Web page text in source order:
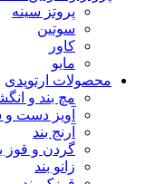
پروتز سینه
سوتین
کاور
مایو
محصولات ارتوپدی
مچ بند و
آویز دست و
آرنج بند
گردن و قوز
زانو بند